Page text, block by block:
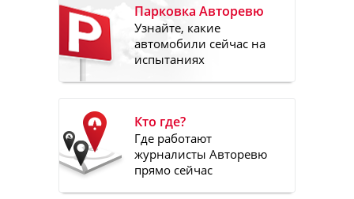
Парковка Авторевю
Узнайте, какие
автомобили сейчас на
испытаниях
Кто где?
Где работают
журналисты Авторевю
прямо сейчас